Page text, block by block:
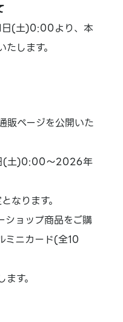
(土)0:00より、本
します。
ページを公開いた
(土)0:00～2026年
ります。
ョップ商品をご購
ニカード(全10
す。